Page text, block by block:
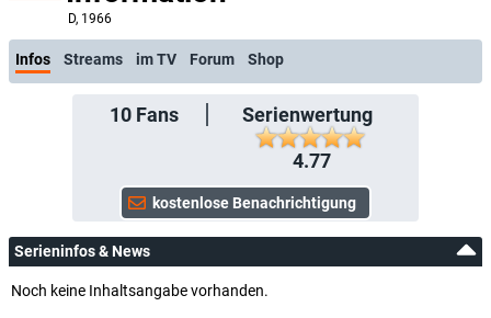
D, 1966
Infos Streams im TV Forum Shop
10Fans
Serienwertung
4.77
Serieninfos & News
Noch keine Inhaltsangabe vorhanden.